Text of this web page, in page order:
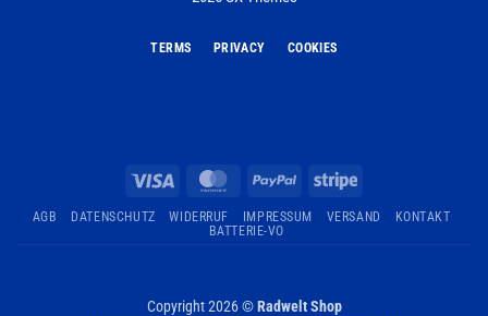
TERMS PRIVACY COOKIES
MasterCardPayPal Stripe
AGB DATENSCHUTZ WIDERRUF IMPRESSUM VERSAND
KONTAKT
BATTERIE-VO
Copyright 2026 ©Radwelt Shop